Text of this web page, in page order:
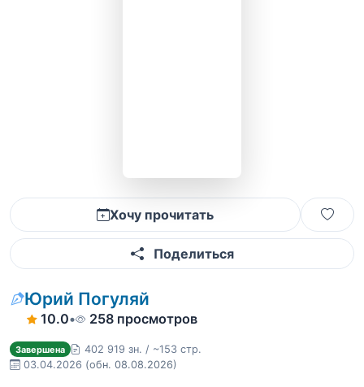
Хочу прочитать
Поделиться
Юрий Погуляй
10.0• 258 просмотров
Завершена
402 919 зн. / ~153 стр.
03.04.2026 (обн. 08.08.2026)